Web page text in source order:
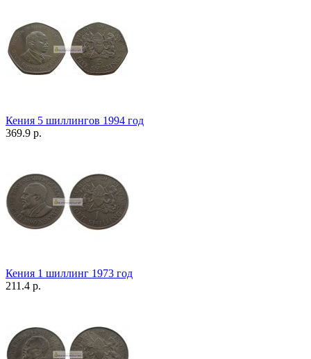
Кения 5 шиллингов 1994 год
369.9 р.
Кения 1 шиллинг 1973 год
211.4 р.